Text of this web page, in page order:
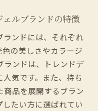
ルブランドの特徴
ランドには、それぞれ
の美しさやカラージ
ランドは、トレンドデ
気です。また、持ち
商品を展開するブラン
たい方に選ばれてい